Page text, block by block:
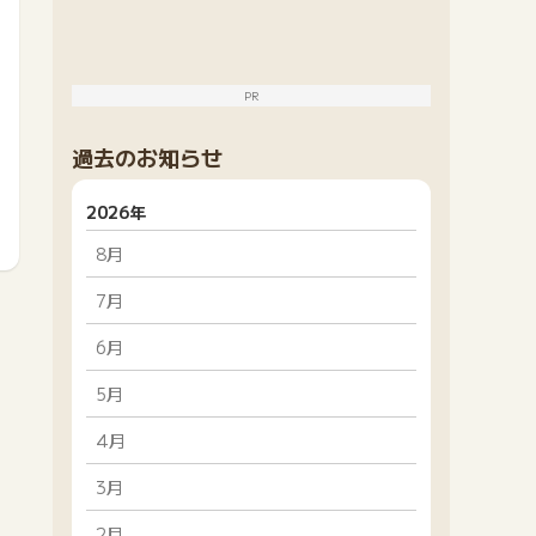
PR
過去のお知らせ
2026年
8月
7月
6月
5月
4月
3月